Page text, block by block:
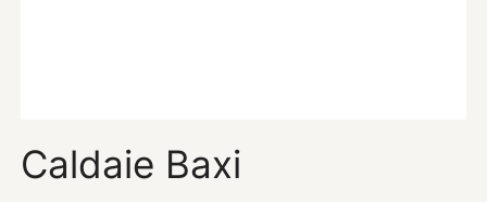
Caldaie Baxi